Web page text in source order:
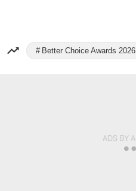
Better Choice Awards 2026